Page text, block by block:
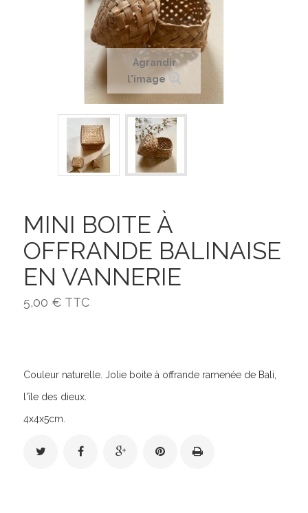
Agrandir
l'image
MINI BOITE À
OFFRANDE BALINAISE
EN VANNERIE
5,00 € TTC
Couleur naturelle. Jolie boite à offrande ramenée de Bali,
l'île des dieux.
4x4x5cm.